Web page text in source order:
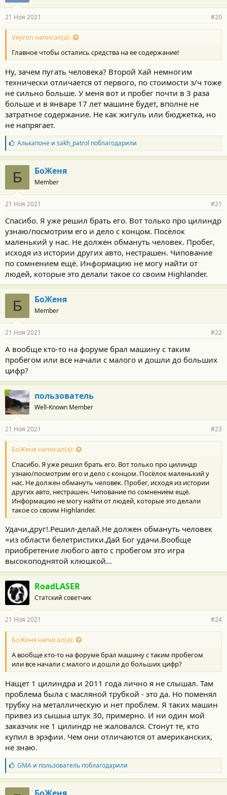
21 Ноя 2021 #20
Veyron написал(а):
Главное чтобы остались средства на ее содержание!
Ну, зачем пугать человека? Второй Хай немногим
технически отличается от первого, по стоимости з/ч тоже
не сильно больше. У меня вот и пробег почти в 3 раза
больше и в январе 17 лет машине будет, вполне не
затратное содержание. Не как жигуль или бюджетка, но
не напрягает.
Б
л
а
г
о
д
а
н
с
т
и
Алькапонеи sakh_patrol поблагодарили
Б БоЖеня
Member
21 Ноя 2021 #21
Спасибо. Я уже решил брать его. Вот только про цилиндр
узнаю/посмотрим его и дело с концом. Посёлок
маленький у нас. Не должен обмануть человек. Пробег,
исходя из истории других авто, нестрашен. Чипование
по сомнением ещё. Информацию не могу найти от
людей, которые это делали такое со своим Highlander.
Б БоЖеня
Member
21 Ноя 2021 #22
А вообще кто-то на форуме брал машину с таким
пробегом или все начали с малого и дошли до больших
цифр?
пользователь
Well-Known Member
21 Ноя 2021 #23
БоЖеня написал(а):
Спасибо. Я уже решил брать его. Вот только про цилиндр
узнаю/посмотрим его и дело с концом. Посёлок маленький у
нас. Не должен обмануть человек. Пробег, исходя из истории
других авто, нестрашен. Чипование по сомнением ещё.
Информацию не могу найти от людей, которые это делали
такое со своим Highlander.
Удачи,друг!.Решил-делай.Не должен обмануть человек
=из области белетристики.Дай Бог удачи.Вообще
приобретение любого авто с пробегом это игра
высокоподнятой клюшкой...
RoadLASER
Статский советчик
21 Ноя 2021 #24
БоЖеня написал(а):
А вообще кто-то на форуме брал машину с таким пробегом
или все начали с малого и дошли до больших цифр?
Нащет 1 цилиндра и 2011 года лично я не слышал. Там
проблема была с масляной трубкой - это да. Но поменял
трубку на металлическую и нет проблем. Я таких машин
привез из сышыа штук 30, примерно. И ни один мой
заказчик не 1 цилиндр не жаловался. Стонут те, кто
купил в эрэфии. Чем они отличаются от американских,
не знаю.
Б
л
а
г
GMAи пользовательпоблагодарили
БоЖеня